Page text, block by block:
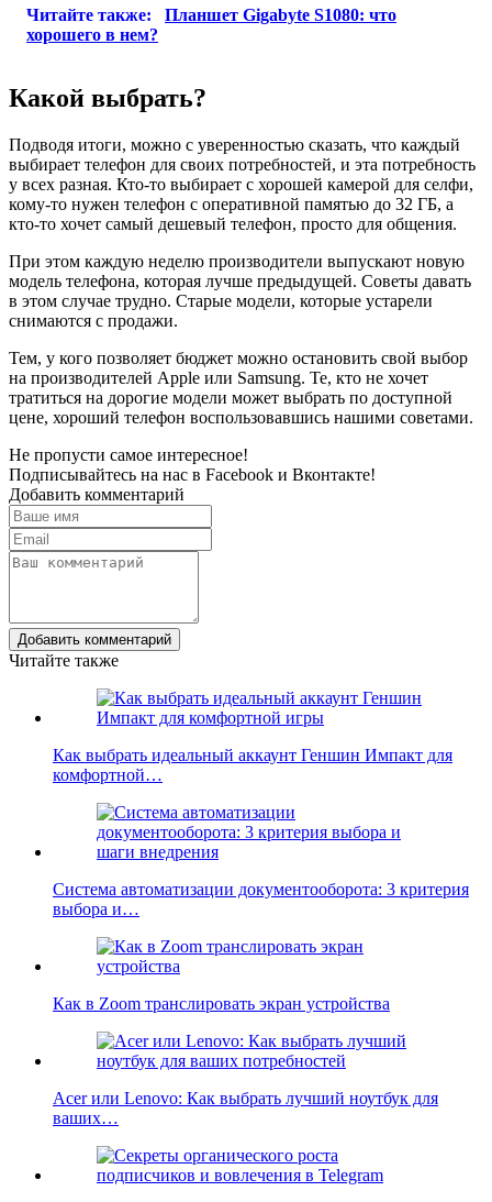
Читайте также:
Планшет Gigabyte S1080: что
хорошего в нем?
Какой выбрать?
Подводя итоги, можно с уверенностью сказать, что каждый
выбирает телефон для своих потребностей, и эта потребность
у всех разная. Кто-то выбирает с хорошей камерой для селфи,
кому-то нужен телефон с оперативной памятью до 32 ГБ, а
кто-то хочет самый дешевый телефон, просто для общения.
При этом каждую неделю производители выпускают новую
модель телефона, которая лучше предыдущей. Советы давать
в этом случае трудно. Старые модели, которые устарели
снимаются с продажи.
Тем, у кого позволяет бюджет можно остановить свой выбор
на производителей Apple или Samsung. Те, кто не хочет
тратиться на дорогие модели может выбрать по доступной
цене, хороший телефон воспользовавшись нашими советами.
Не пропусти самое интересное!
Подписывайтесь на нас в Facebook и Вконтакте!
Добавить комментарий
Добавить комментарий
Читайте также
Как выбрать идеальный аккаунт Геншин Импакт для
комфортной…
Система автоматизации документооборота: 3 критерия
выбора и…
Как в Zoom транслировать экран устройства
Acer или Lenovo: Как выбрать лучший ноутбук для
ваших…